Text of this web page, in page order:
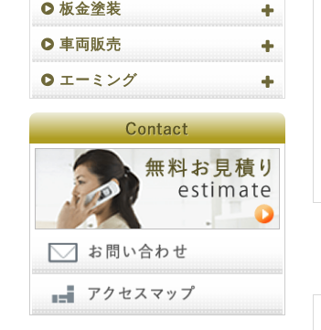
板金塗装
車両販売
エーミング